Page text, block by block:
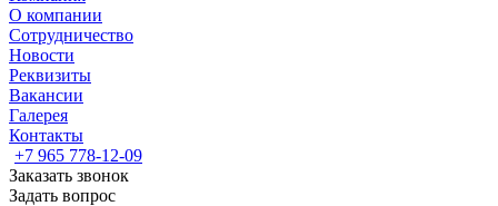
О компании
Сотрудничество
Новости
Реквизиты
Вакансии
Галерея
Контакты
+7 965 778-12-09
Заказать звонок
Задать вопрос